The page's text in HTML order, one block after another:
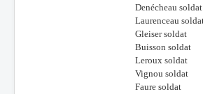
Denécheau soldat
Laurenceau
Gleiser soldat
Buisson soldat
Leroux soldat
Vignou soldat
Faure soldat